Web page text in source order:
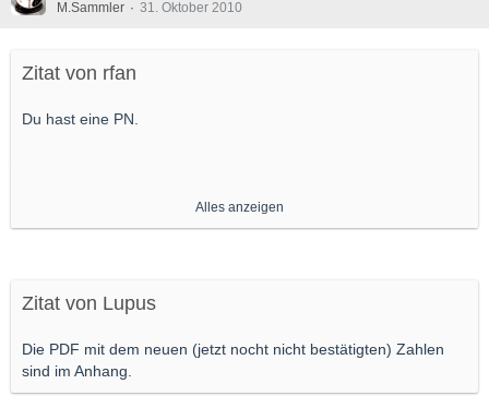
M.Sammler 31. Oktober 2010
Zitat von rfan
Du hast eine PN.
Alles anzeigen
Zitat von Lupus
Die PDF mit dem neuen (jetzt nocht nicht bestätigten) Zahlen
sind im Anhang.